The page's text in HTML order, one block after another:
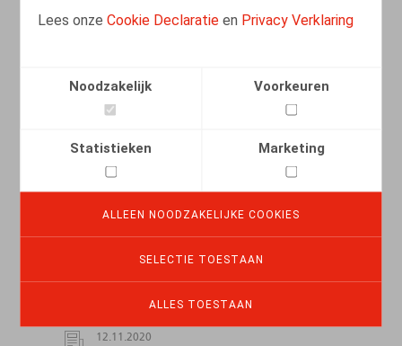
Lees onzeCookie Declaratie en Privacy Verklaring
Noodzakelijk Voorkeuren
Statistieken Marketing
ALLEEN NOODZAKELIJKE COOKIES
SELECTIE TOESTAAN
ALLES TOESTAAN
grave
12.11.2020